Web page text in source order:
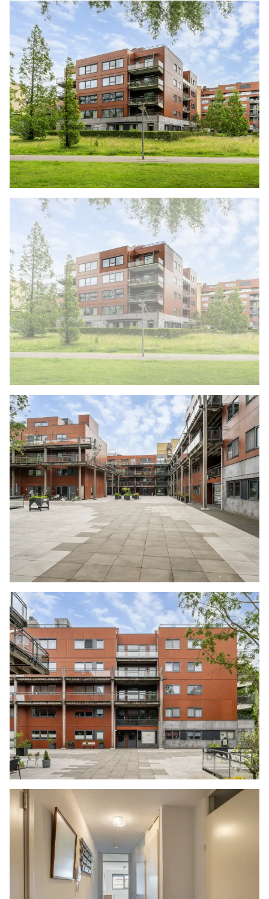
actueel en nauwkeurig mogelijk weer te geven.
Onzerzijds wordt echter geen enkele
aansprakelijkheid aanvaard voor enige
onvolledigheid, onjuistheid of anderszins, dan
wel de gevolgen daarvan
Move.nl Dossier
Wanneer u bij ons een bezichtiging heeft
ingepland, krijgt u toegang tot het Move.nl
bezichtigingsdossier van de woning.
Woonoppervlakte
De Meetinstructie is gebaseerd op de NEN2580.
De Meetinstructie is bedoeld om een meer
eenduidige manier van meten toe te passen voor
het geven van een indicatie van de
gebruiksoppervlakte. De Meetinstructie sluit
verschillen in meetuitkomsten niet volledig uit,
door bijvoorbeeld interpretatieverschillen,
afrondingen of beperkingen bij het uitvoeren
van de meting.
Indien de exacte maten voor een koper van
cruciaal belang zijn, adviseren wij deze zelf na
te meten. De (kandidaat)koper(s) zullen, indien
gewenst, daartoe in de gelegenheid gesteld
worden op een passend moment teneinde
teleurstellingen en schade te voorkomen.
Ouderdomsclausule
Bij woningen ouder dan 30 jaar zal er standaard
in de koopakte een ouderdomsclausule worden
opgenomen.
Notariskeuze en kosten
In principe ligt de notariskeuze bij de koper. Het
doorhalen van de hypothecaire inschrijving in
het kadaster moet door de verkoper betaald
worden. Zijn de kosten voor deze doorhaling
hoger dan € 400,- inclusief BTW dan wordt het
meerdere bij de koper in rekening gebracht.
Indien de koper een notaris kiest buiten een
straal van 20 kilometer van de verkochte
onroerende zaak dan zijn de eventuele kosten
die de notaris berekent voor een eventuele
verkoopvolmacht en legalisatie hiervan ten
behoeve van de verkoper voor rekening van de
koper.
Getekende koopovereenkomst
Een mondelinge overeenstemming tussen de
particuliere verkoper en de particuliere koper is
niet rechtsgeldig. Met andere woorden: er is
geen koop. Er is pas sprake van een
rechtsgeldige koop als de particuliere verkoper
en de particuliere koper de koopovereenkomst
hebben ondertekend. Dit vloeit voort uit artikel
7:2 Burgerlijk Wetboek. Een bevestiging van de